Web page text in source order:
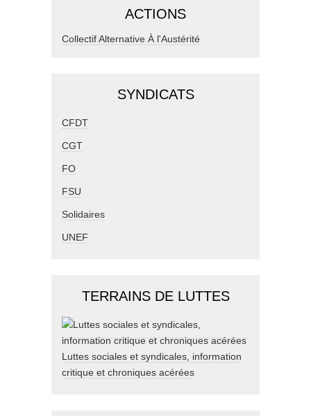
ACTIONS
Collectif Alternative À l'Austérité
SYNDICATS
CFDT
CGT
FO
FSU
Solidaires
UNEF
TERRAINS DE LUTTES
Luttes sociales et syndicales, information
critique et chroniques acérées